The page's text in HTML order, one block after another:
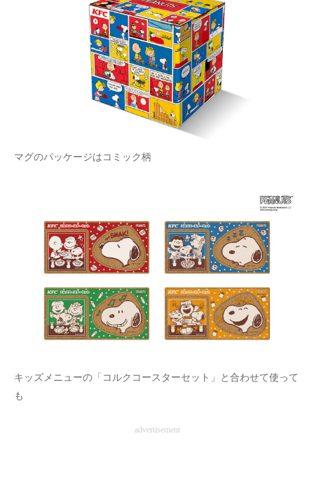
マグのパッケージはコミック柄
キッズメニューの「コルクコースターセット」と合わせて使って
も
advertisement